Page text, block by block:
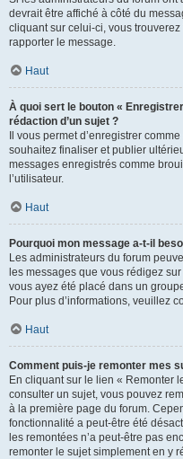
devrait être affiché à côté du
cliquant sur celui-ci, vous
rapporter le message.
Haut
À quoi sert le bouton «
rédaction d’un sujet ?
Il vous permet d’enregistrer
souhaitez finaliser et publier
messages enregistrés comme
l’utilisateur.
Haut
Pourquoi mon message a-t-il
Les administrateurs du forum
les messages que vous rédigez
vous ayez été placé dans un
Pour plus d’informations, veuillez
Haut
Comment puis-je remonter mes
En cliquant sur le lien « Remonter
consulter un sujet, vous pouvez
à la première page du forum.
fonctionnalité a peut-être été
les remontées n’a peut-être pas
remonter le sujet simplement en y